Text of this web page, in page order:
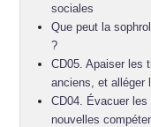
sociales
Que peut la
?
CD05. Apaiser les
anciens, et alléger
CD04. Évacuer
nouvelles